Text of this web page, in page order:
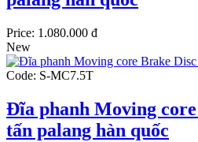
Price: 1.080.000 đ
New
Code: S-MC7.5T
Đĩa phanh Moving
tấn palang hàn quốc